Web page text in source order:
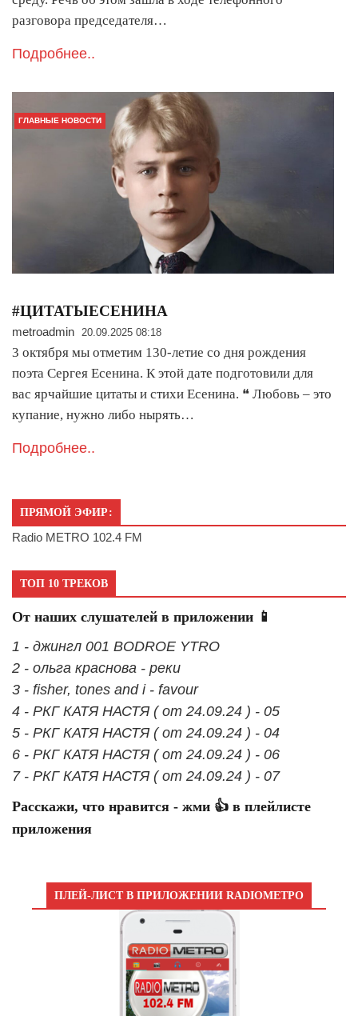
разговора председателя…
Подробнее..
ГЛАВНЫЕ НОВОСТИ
#ЦИТАТЫЕСЕНИНА
metroadmin 20.09.2025 08:18
3 октября мы отметим 130-летие со дня рождения
поэта Сергея Есенина. К этой дате подготовили для
вас ярчайшие цитаты и стихи Есенина. ❝ Любовь – это
купание, нужно либо нырять…
Подробнее..
ПРЯМОЙ ЭФИР:
Radio METRO 102.4 FM
ТОП 10 ТРЕКОВ
От наших слушателей в приложении 📱
1 - джингл 001 BODROE YTRO
2 - ольга краснова - реки
3 - fisher, tones and i - favour
4 - РКГ КАТЯ НАСТЯ ( от 24.09.24 ) - 05
5 - РКГ КАТЯ НАСТЯ ( от 24.09.24 ) - 04
6 - РКГ КАТЯ НАСТЯ ( от 24.09.24 ) - 06
7 - РКГ КАТЯ НАСТЯ ( от 24.09.24 ) - 07
Расскажи, что нравится - жми 👍 в плейлисте
приложения
ПЛЕЙ-ЛИСТ В ПРИЛОЖЕНИИ RADIOМЕТРО